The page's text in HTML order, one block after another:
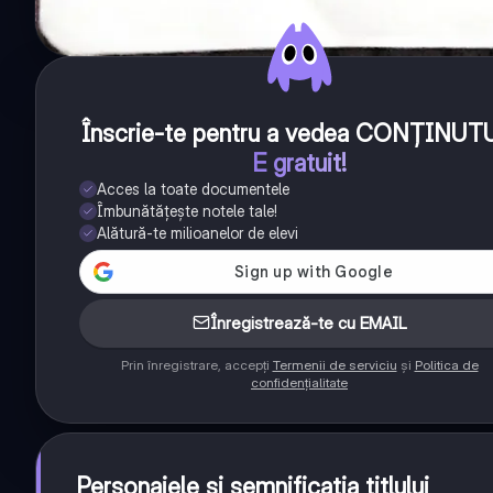
Înscrie-te pentru a vedea
E gratuit!
Acces la toate documentele
Îmbunătățește notele tale!
Alătură-te milioanelor de elevi
Înregistrează-te cu EMAIL
Prin înregistrare, accepți Termenii de serviciu și Politica de
confidențialitate
Personajele și semnificația titlului